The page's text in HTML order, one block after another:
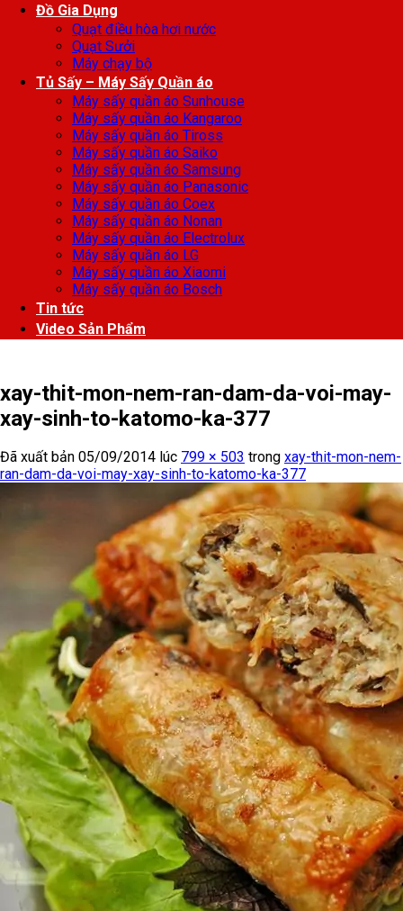
Đồ Gia Dụng
Quạt điều hòa hơi nước
Quạt Sưởi
Máy chạy bộ
Tủ Sấy – Máy Sấy Quần áo
Máy sấy quần áo Sunhouse
Máy sấy quần áo Kangaroo
Máy sấy quần áo Tiross
Máy sấy quần áo Saiko
Máy sấy quần áo Samsung
Máy sấy quần áo Panasonic
Máy sấy quần áo Coex
Máy sấy quần áo Nonan
Máy sấy quần áo Electrolux
Máy sấy quần áo LG
Máy sấy quần áo Xiaomi
Máy sấy quần áo Bosch
Tin tức
Video Sản Phẩm
xay-thit-mon-nem-ran-dam-da-voi-may-
xay-sinh-to-katomo-ka-377
Đã xuất bản 05/09/2014 lúc 799 × 503 trong xay-thit-mon-nem-
ran-dam-da-voi-may-xay-sinh-to-katomo-ka-377